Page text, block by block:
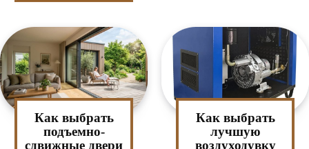
Как выбрать
подъемно-
сдвижные двери
Как выбрать
лучшую
воздуходувку